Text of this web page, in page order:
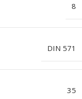
8
DIN 571
35